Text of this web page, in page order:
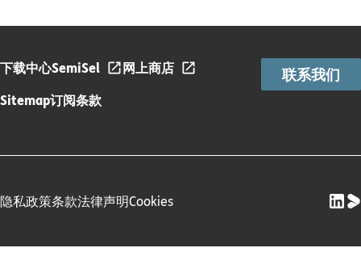
下载中心SemiSel
网上商店
Sitemap订阅条款
联系我们
隐私政策条款法律声明Cookies